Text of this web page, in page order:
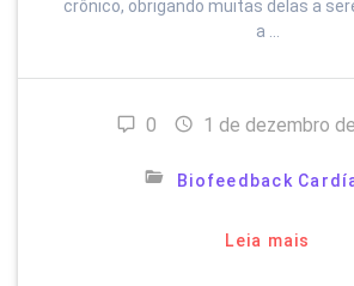
crônico, obrigando muitas delas a
a …
0 1 de dezembro
Biofeedback
Leia mais